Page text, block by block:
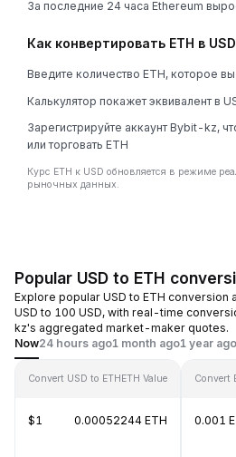
За последние 24 часа Ethereum
Как конвертировать ETH в USD
Введите количество ETH, которое
Калькулятор покажет эквивалент в
Зарегистрируйте аккаунт Bybit-kz,
или торговать ETH
Курс ETH к USD обновляется в режиме
рыночных данных.
Popular USD to ETH
Explore popular USD to ETH conversion
USD to 100 USD, with real-time
kz's aggregated market-maker quotes.
Now24 hours ago1 month ago1 year ago
Convert USD to ETHETH Value
$1 0.00052244 ETH
Convert
0.001